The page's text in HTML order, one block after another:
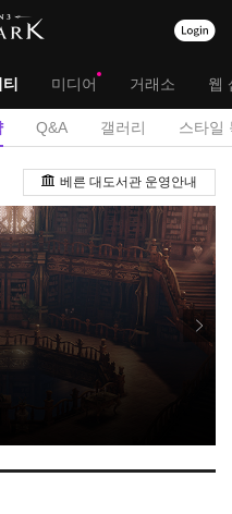
미디어 거래소 웹
Q&A 갤러리 스타일
베른 대도서관 운영안내